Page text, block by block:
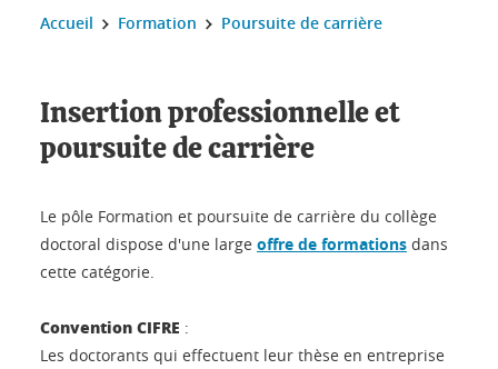
Vous êtes ici :
Accueil Formation Poursuite de carrière
Insertion professionnelle et
poursuite de carrière
Le pôle Formation et poursuite de carrière du collège
doctoral dispose d'une large offre de formations dans
cette catégorie.
Convention CIFRE :
Les doctorants qui effectuent leur thèse en entreprise